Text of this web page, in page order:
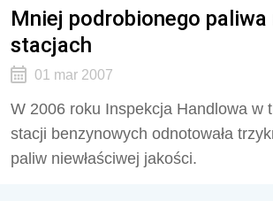
Mniej podrobionego paliwa
stacjach
01 mar 2007
W 2006 roku Inspekcja Handlowa w
stacji benzynowych odnotowała
paliw niewłaściwej jakości.